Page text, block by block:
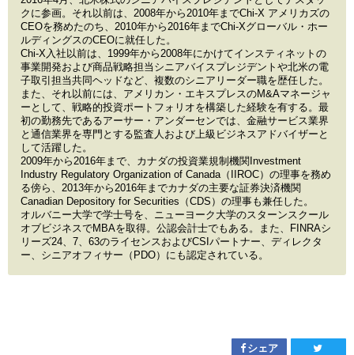
クに参画。それ以前は、2008年から2010年までChi-X アメリカズの
CEOを務めたのち、2010年から2016年までChi-Xグローバル・ホー
ルディングスのCEOに就任した。
Chi-X入社以前は、1999年から2008年にかけてインスティネットの
事業開発および商品戦略担当シニアバイスプレジデントや北米の電
子取引担当共同ヘッドなど、複数のシニアリーダー職を歴任した。
また、それ以前には、アメリカン・エキスプレスのM&Aマネージャ
ーとして、戦略的投資ポートフォリオを構築した経験を有する。最
初の勤務先であるアーサー・アンダーセンでは、金融サービス業界
と通信業界を専門とする監査人および上級ビジネスアドバイザーと
して活躍した。
2009年から2016年まで、カナダの投資業規制機関Investment
Industry Regulatory Organization of Canada（IIROC）の理事を務め
る傍ら、2013年から2016年までカナダの主要な証券決済機関
Canadian Depository for Securities（CDS）の理事も兼任した。
オルバニー大学で学士号を、ニューヨーク大学のスターンスクール
オブビジネスでMBAを取得。公認会計士でもある。また、FINRAシ
リーズ24、7、63のライセンスおよびCSIパートナー、ディレクタ
ー、シニアオフィサー（PDO）にも認定されている。
シェア